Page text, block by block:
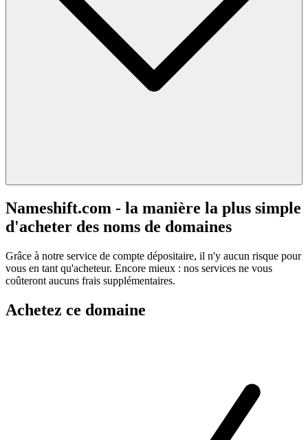
Nameshift.com - la manière la plus simple
d'acheter des noms de domaines
Grâce à notre service de compte dépositaire, il n'y aucun risque pour
vous en tant qu'acheteur. Encore mieux : nos services ne vous
coûteront aucuns frais supplémentaires.
Achetez ce domaine